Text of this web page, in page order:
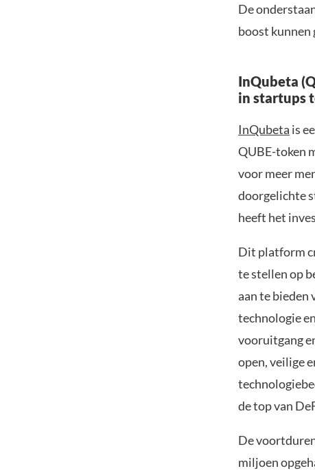
De
boost kunnen
InQubeta
in startups
InQubeta is
QUBE-token
voor meer
doorgelichte
heeft het
Dit platform
te stellen op
aan te bieden
technologie
vooruitgang
open, veilige
de top van
De
miljoen